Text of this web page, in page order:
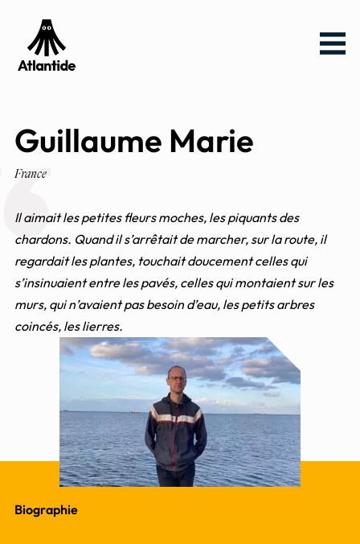
Aller
au
menu
Aller au
contenu
Menu
Guillaume Marie
France
Il aimait les petites fleurs moches, les piquants des
chardons. Quand il s’arrêtait de marcher, sur la route, il
regardait les plantes, touchait doucement celles qui
s’insinuaient entre les pavés, celles qui montaient sur les
murs, qui n’avaient pas besoin d’eau, les petits arbres
coincés, les lierres.
Biographie